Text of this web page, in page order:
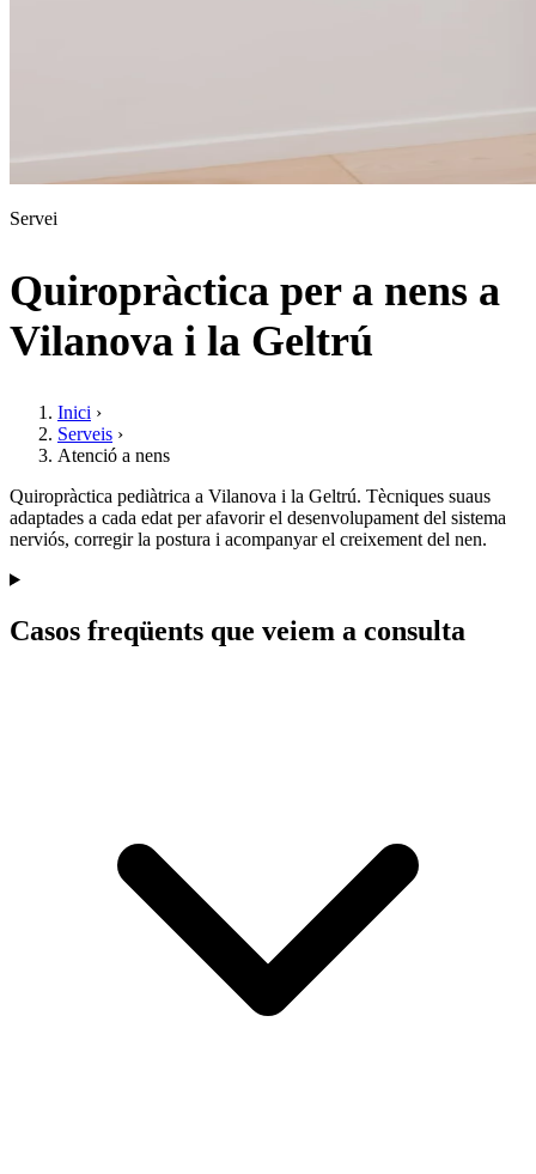
Servei
Quiropràctica per a nens a
Vilanova i la Geltrú
Inici ›
Serveis ›
Atenció a nens
Quiropràctica pediàtrica a Vilanova i la Geltrú. Tècniques suaus
adaptades a cada edat per afavorir el desenvolupament del sistema
nerviós, corregir la postura i acompanyar el creixement del nen.
Casos freqüents que veiem a consulta